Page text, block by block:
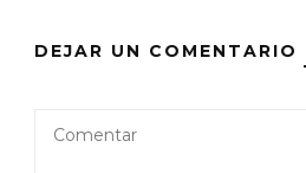
DEJAR UN COMENTARIO